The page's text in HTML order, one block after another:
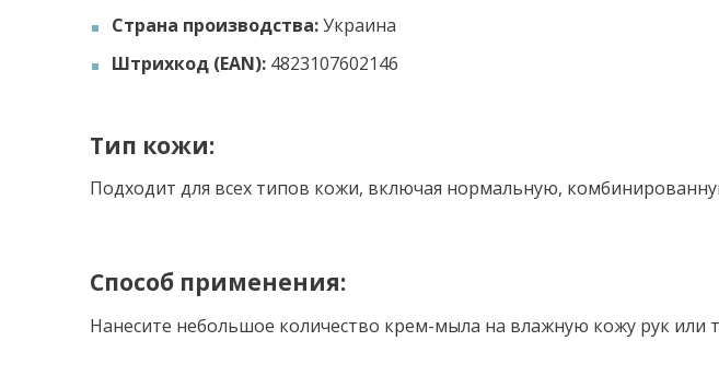
Страна производства:Украина
Штрихкод (EAN): 4823107602146
Тип кожи:
Подходит для всех типов кожи, включая нормальную,
Способ применения:
Нанесите небольшое количество крем-мыла на влажную кожу рук